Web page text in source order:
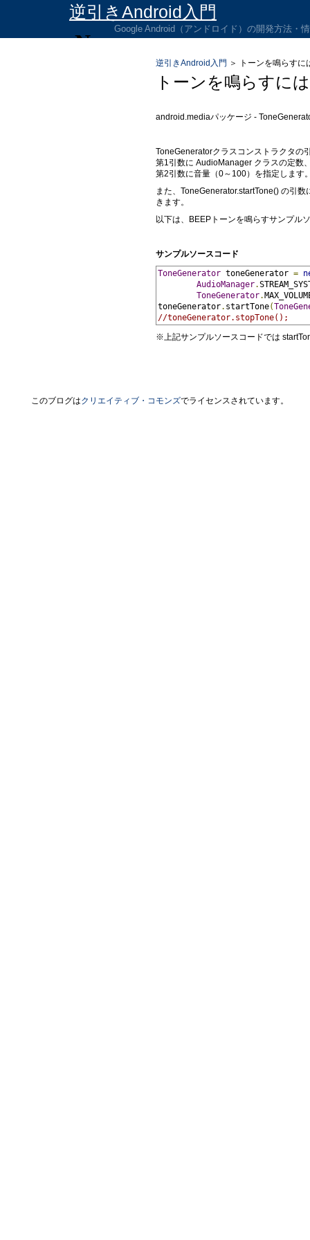
逆引きAndroid入門
Google Android（アンドロイド）の開発方法・
逆引きAndroid入門 ＞ トーンを鳴らすに
トーンを鳴らすには
android.mediaパッケージ -
ToneGeneratorクラスコンストラクタの
第1引数に AudioManager クラスの定数
第2引数に音量（0～100）を指定します
また、ToneGenerator.startTone() の引
きます。
以下は、BEEPトーンを鳴らすサンプル
サンプルソースコード
ToneGenerator toneGenerator =
AudioManager.
ToneGenerator.
toneGenerator. startTone(
//toneGenerator.stopTone();
※上記サンプルソースコードでは
このブログはクリエイティブ・コモンズでライセンスされています。